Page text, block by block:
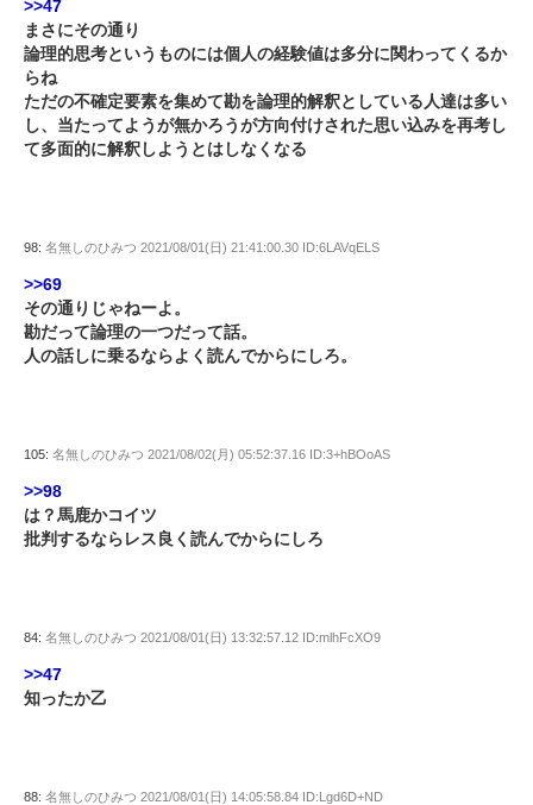
>>47
まさにその通り
論理的思考というものには個人の経験値は多分に関わってくるか
らね
ただの不確定要素を集めて勘を論理的解釈としている人達は多い
し、当たってようが無かろうが方向付けされた思い込みを再考し
て多面的に解釈しようとはしなくなる
98: 名無しのひみつ 2021/08/01(日) 21:41:00.30 ID:6LAVqELS
>>69
その通りじゃねーよ。
勘だって論理の一つだって話。
人の話しに乗るならよく読んでからにしろ。
105: 名無しのひみつ 2021/08/02(月) 05:52:37.16 ID:3+hBOoAS
>>98
は？馬鹿かコイツ
批判するならレス良く読んでからにしろ
84: 名無しのひみつ 2021/08/01(日) 13:32:57.12 ID:mlhFcXO9
>>47
知ったか乙
88: 名無しのひみつ 2021/08/01(日) 14:05:58.84 ID:Lgd6D+ND